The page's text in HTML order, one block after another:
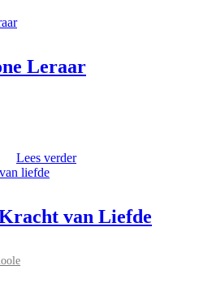
Leraar
Lees verder
van Liefde